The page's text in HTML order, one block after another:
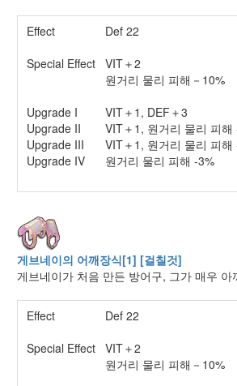
Effect
Def 22
Special Effect VIT＋2
원거리 물리 피해－10%
Upgrade I
VIT＋1, DEF＋3
Upgrade II
VIT＋1, 원거리 물리 피해
Upgrade III
VIT＋1, 원거리 물리 피해
Upgrade IV
원거리 물리 피해 -3%
게브네이의 어깨장식[1] [걸칠것]
게브네이가 처음 만든 방어구, 그가 매우 아
Effect
Def 22
Special Effect VIT＋2
원거리 물리 피해－10%